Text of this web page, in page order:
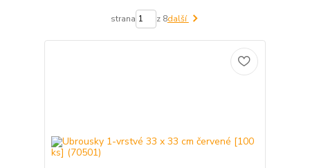
strana z 8další